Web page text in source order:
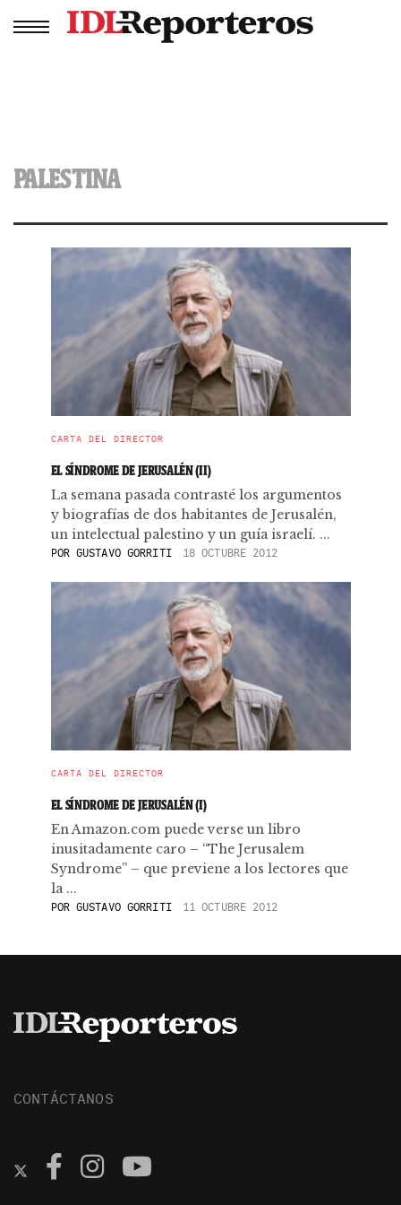
PALESTINA
CARTA DEL DIRECTOR
EL SÍNDROME DE JERUSALÉN (II)
La semana pasada contrasté los argumentos
y biografías de dos habitantes de Jerusalén,
un intelectual palestino y un guía israelí. ...
POR GUSTAVO GORRITI 18 OCTUBRE 2012
CARTA DEL DIRECTOR
EL SÍNDROME DE JERUSALÉN (I)
En Amazon.com puede verse un libro
inusitadamente caro – “The Jerusalem
Syndrome” – que previene a los lectores que
la ...
POR GUSTAVO GORRITI 11 OCTUBRE 2012
CONTÁCTANOS